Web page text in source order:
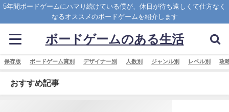
5年間ボードゲームにハマり続けている僕が、休日が待ち遠しくて仕方なく
なるオススメのボードゲームを紹介します
ボードゲームのある生活
保存版 ボードゲーム賞別 デザイナー別 人数別 ジャンル別 レベル別 攻
おすすめ記事